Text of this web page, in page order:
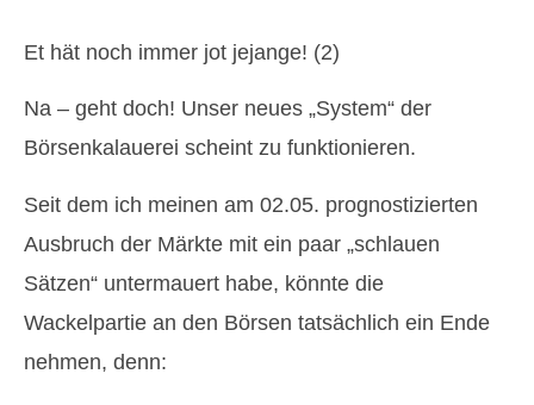
Et hät noch immer jot jejange! (2)
Na – geht doch! Unser neues „System“ der
Börsenkalauerei scheint zu funktionieren.
Seit dem ich meinen am 02.05. prognostizierten
Ausbruch der Märkte mit ein paar „schlauen
Sätzen“ untermauert habe, könnte die
Wackelpartie an den Börsen tatsächlich ein Ende
nehmen, denn: